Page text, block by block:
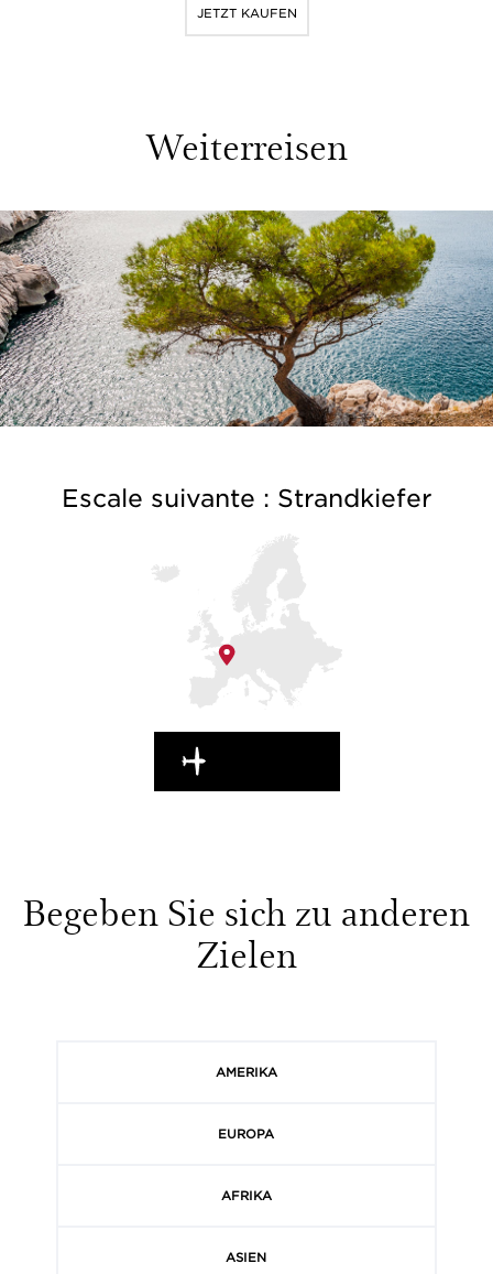
JETZT KAUFEN
Weiterreisen
Escale suivante : Strandkiefer
Begeben Sie sich zu anderen
Zielen
AMERIKA
EUROPA
AFRIKA
ASIEN